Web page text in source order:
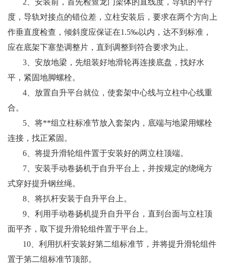
2 、安装前，首先检查龙门架体的直线度，导轨的平行
度，导轨对接点的错位差，立柱安装后，要求在两个方向上
作垂直度检查，倾斜度应保证在1.5‰以内，达不到标准，
应在底架下塞垫调整片，直到调整到符合要求为止。
3 、安放地梁，先组装好地滑轮再连接底盘，找好水
平，紧固地脚螺栓。
4 、放置自升平台就位，使套架中心线与立柱中心线重
合。
5 、将**组立柱标准节放入套架内，底端与地梁用螺栓
连接，找正紧固。
6 、将提升滑轮组件置于安装好的两立柱顶端。
7 、安装手动卷扬机于自升平台上，并按规定的绕绳方
式穿好提升钢丝绳。
8 、将扒杆安装于自升平台上。
9 、利用手动卷扬机提升自升平台，直到台面与立柱顶
面平齐，取下提升滑轮组件置于平台上。
10 、利用扒杆安装好第二组标准节，并将提升滑轮组件
置于第二组标准节顶部。